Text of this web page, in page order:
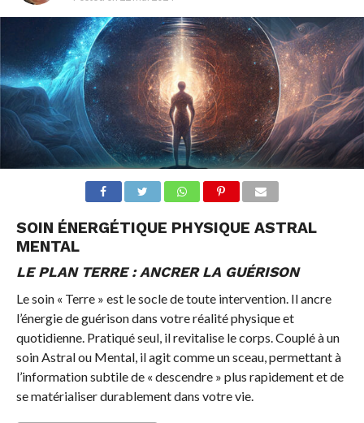
SOIN ÉNERGÉTIQUE PHYSIQUE ASTRAL
MENTAL
LE PLAN TERRE : ANCRER LA GUÉRISON
Le soin « Terre » est le socle de toute intervention. Il ancre
l’énergie de guérison dans votre réalité physique et
quotidienne. Pratiqué seul, il revitalise le corps. Couplé à un
soin Astral ou Mental, il agit comme un sceau, permettant à
l’information subtile de « descendre » plus rapidement et de
se matérialiser durablement dans votre vie.